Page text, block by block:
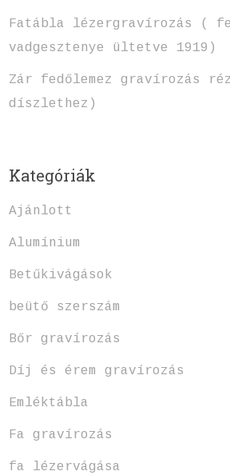
Fatábla lézergravírozás (
vadgesztenye ültetve 1919)
Zár fedőlemez gravírozás
díszlethez)
Kategóriák
Ajánlott
Alumínium
Betűkivágások
beütő szerszám
Bőr gravírozás
Díj és érem gravírozás
Emléktábla
Fa gravírozás
fa lézervágása